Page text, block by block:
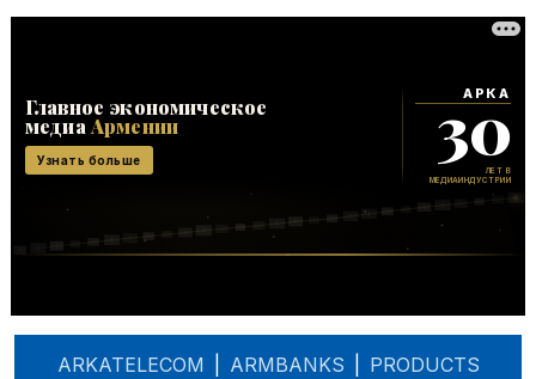
ARKATELECOM ARMBANKS PRODUCTS